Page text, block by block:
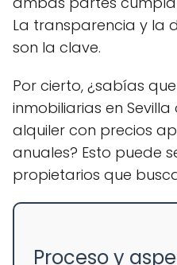
La transparencia y la
son la clave.
Por cierto, ¿sabías
inmobiliarias en
alquiler con precios
anuales? Esto puede
propietarios que
Proceso y